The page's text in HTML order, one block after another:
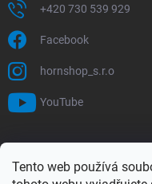
Tento web používá
+420 730 539 929
Facebook
hornshop_s.r.o
YouTube